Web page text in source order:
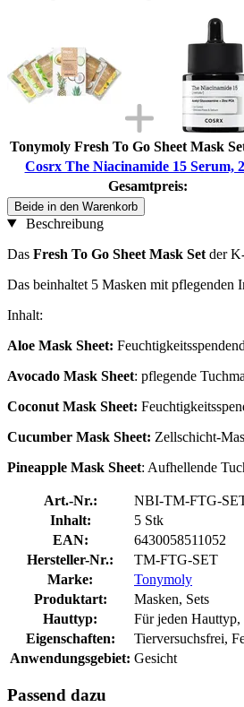
Tonymoly Fresh To Go Sheet Mask
Cosrx The Niacinamide 15 Serum,
Gesamtpreis:
Beide in den Warenkorb
Beschreibung
Das Fresh To Go Sheet Mask Set der
Das beinhaltet 5 Masken mit pflegenden
Inhalt:
Aloe Mask Sheet:
Avocado Mask Sheet: pflegende
Coconut Mask Sheet:
Cucumber Mask Sheet: Zellschicht-
Pineapple Mask Sheet: Aufhellende
Art.-Nr.:
NBI-TM-FTG-
Inhalt:
5 Stk
EAN:
6430058511052
Hersteller-Nr.:
TM-FTG-SET
Marke:
Tonymoly
Produktart:
Masken, Sets
Hauttyp:
Für jeden
Eigenschaften:
Tierversuchsfrei,
Anwendungsgebiet: Gesicht
Passend dazu